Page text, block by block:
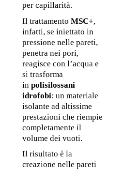
per capillarità.
Il trattamento MSC+,
infatti, se iniettato in
pressione nelle pareti,
penetra nei pori,
reagisce con l’acqua e
si trasforma
in polisilossani
idrofobi: un materiale
isolante ad altissime
prestazioni che riempie
completamente il
volume dei vuoti.
Il risultato è la
creazione nelle pareti